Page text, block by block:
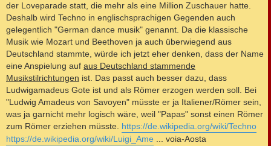
der Loveparade statt, die mehr als eine Million Zuschauer hatte.
Deshalb wird Techno in englischsprachigen Gegenden auch
gelegentlich "German dance musik" genannt. Da die klassische
Musik wie Mozart und Beethoven ja auch überwiegend aus
Deutschland stammte, würde ich jetzt eher denken, dass der Name
eine Anspielung auf aus Deutschland stammende
Musikstilrichtungen ist. Das passt auch besser dazu, dass
Ludwigamadeus Gote ist und als Römer erzogen werden soll. Bei
"Ludwig Amadeus von Savoyen" müsste er ja Italiener/Römer sein,
was ja garnicht mehr logisch wäre, weil "Papas" sonst einen Römer
zum Römer erziehen müsste. https://de.wikipedia.org/wiki/Techno
https://de.wikipedia.org/wiki/Luigi_Ame ... voia-Aosta